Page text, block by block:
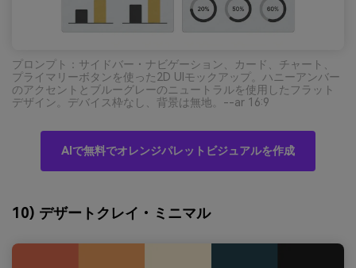
プロンプト：サイドバー・ナビゲーション、カード、チャート、
プライマリーボタンを使った2D UIモックアップ。ハニーアンバー
のアクセントとブルーグレーのニュートラルを使用したフラット
デザイン。デバイス枠なし、背景は無地。--ar 16:9
AIで無料でオレンジパレットビジュアルを作成
10) デザートクレイ・ミニマル